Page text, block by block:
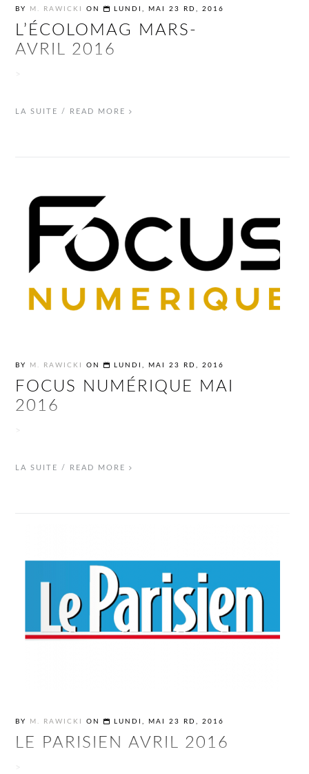
BY M. RAWICKI ON LUNDI, MAI 23 RD, 2016
L’ÉCOLOMAG MARS-
AVRIL 2016
LA SUITE / READ MORE
BY M. RAWICKI ON LUNDI, MAI 23 RD, 2016
FOCUS NUMÉRIQUE MAI
2016
LA SUITE / READ MORE
BY M. RAWICKI ON LUNDI, MAI 23 RD, 2016
LE PARISIEN AVRIL 2016